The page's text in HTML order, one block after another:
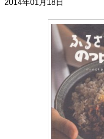
2014年01月18日